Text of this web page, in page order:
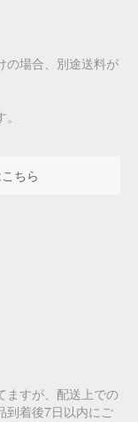
の場合、別途送料が
ちら
ますが、配送上での
到着後7日以内にご